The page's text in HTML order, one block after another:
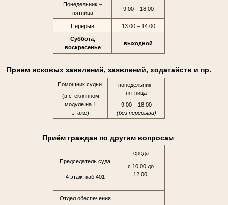
Понедельник –
пятница
9:00 – 18:00
Перерыв 13:00 – 14:00
Суббота,
воскресенье
выходной
Прием исковых заявлений, заявлений, ходатайств и пр.
Помощник судьи
(в стеклянном
модуле на 1
этаже)
понедельник -
пятница
9:00 – 18:00
(без перерыва)
Приём граждан по другим вопросам
Председатель суда
4 этаж, каб.401
среда
с 10.00 до
12.00
Отдел обеспечения